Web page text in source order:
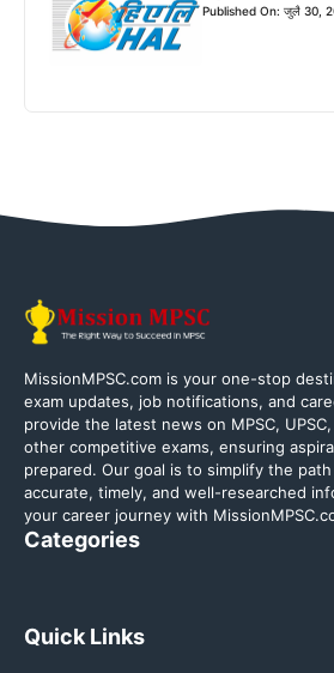
Published On: जुलै 30,
MissionMPSC.com is your one-stop
exam updates, job notifications, and
provide the latest news on MPSC,
other competitive exams, ensuring
prepared. Our goal is to simplify the
accurate, timely, and well-researched
your career journey with
Categories
Quick Links